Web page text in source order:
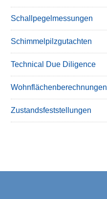
Schallpegelmessungen
Schimmelpilzgutachten
Technical Due Diligence
Wohnflächenberechnungen
Zustandsfeststellungen